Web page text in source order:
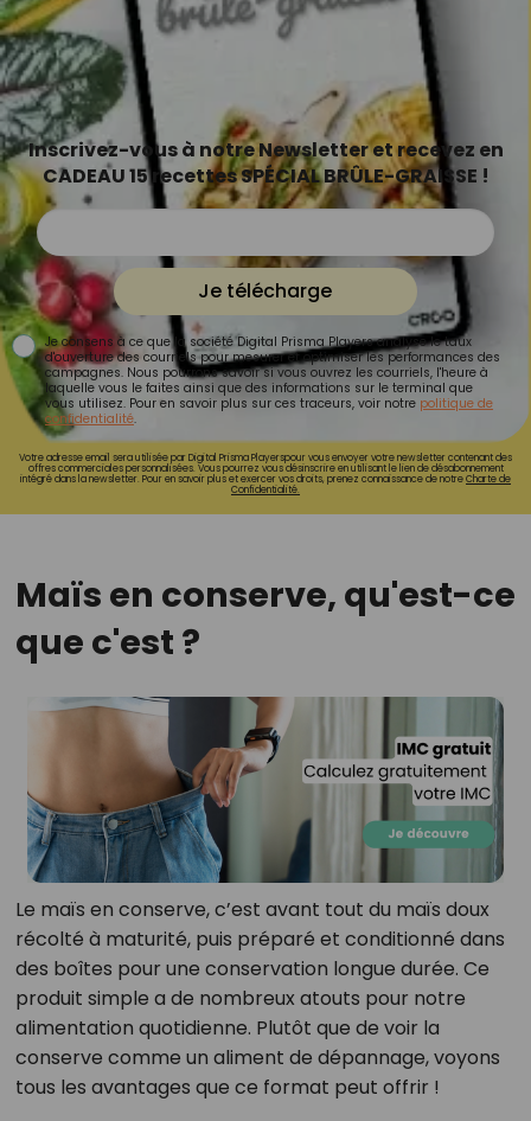
Inscrivez-vous à notre Newsletter et recevez en
CADEAU 15 recettes SPÉCIAL BRÛLE-GRAISSE !
Je télécharge
Je consens à ce que la société Digital Prisma Players analyse le taux
d'ouverture des courriels pour mesurer et optimiser les performances des
campagnes. Nous pourrons savoir si vous ouvrez les courriels, l'heure à
laquelle vous le faites ainsi que des informations sur le terminal que
vous utilisez. Pour en savoir plus sur ces traceurs, voir notre politique de
confidentialité.
Votre adresse email sera utilisée par Digital Prisma Playerspour vous envoyer votre newsletter contenant des
offres commerciales personnalisées. Vous pourrez vous désinscrire en utilisant le lien de désabonnement
intégré dans la newsletter. Pour en savoir plus et exercer vos droits, prenez connaissance de notreCharte de
Confidentialité.
Maïs en conserve, qu'est-ce
que c'est ?
Le maïs en conserve, c’est avant tout du maïs doux
récolté à maturité, puis préparé et conditionné dans
des boîtes pour une conservation longue durée. Ce
produit simple a de nombreux atouts pour notre
alimentation quotidienne. Plutôt que de voir la
conserve comme un aliment de dépannage, voyons
tous les avantages que ce format peut offrir !